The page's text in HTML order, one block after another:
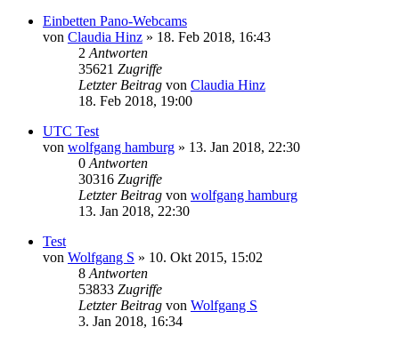
Einbetten Pano-Webcams
von Claudia Hinz » 18. Feb 2018, 16:43
2 Antworten
35621 Zugriffe
Letzter Beitrag von Claudia Hinz
18. Feb 2018, 19:00
UTC Test
von wolfgang hamburg » 13. Jan 2018, 22:30
0 Antworten
30316 Zugriffe
Letzter Beitrag von wolfgang hamburg
13. Jan 2018, 22:30
Test
von Wolfgang S » 10. Okt 2015, 15:02
8 Antworten
53833 Zugriffe
Letzter Beitrag von Wolfgang S
3. Jan 2018, 16:34